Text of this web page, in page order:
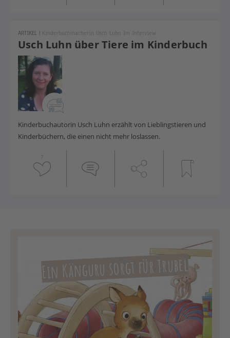
Usch Luhn über Tiere im Kinderbuch
ARTIKEL | Kinderbuchmacherin Usch Luhn Im Interview
Kinderbuchautorin Usch Luhn erzählt von Lieblingstieren und
Kinderbüchern, die einen nicht mehr loslassen.
7
Ein Känguru sorgt für Trubel